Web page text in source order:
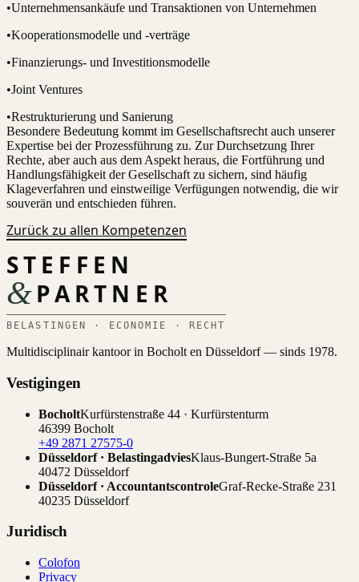
•Unternehmensankäufe und Transaktionen von Unternehmen
•Kooperationsmodelle und -verträge
•Finanzierungs- und Investitionsmodelle
•Joint Ventures
•Restrukturierung und Sanierung
Besondere Bedeutung kommt im Gesellschaftsrecht auch unserer
Expertise bei der Prozessführung zu. Zur Durchsetzung Ihrer
Rechte, aber auch aus dem Aspekt heraus, die Fortführung und
Handlungsfähigkeit der Gesellschaft zu sichern, sind häufig
Klageverfahren und einstweilige Verfügungen notwendig, die wir
souverän und entschieden führen.
Zurück zu allen Kompetenzen
STEFFEN
&PARTNER
BELASTINGEN · ECONOMIE · RECHT
Multidisciplinair kantoor in Bocholt en Düsseldorf — sinds 1978.
Vestigingen
BocholtKurfürstenstraße 44 · Kurfürstenturm
46399 Bocholt
+49 2871 27575-0
Düsseldorf · BelastingadviesKlaus-Bungert-Straße 5a
40472 Düsseldorf
Düsseldorf · AccountantscontroleGraf-Recke-Straße 231
40235 Düsseldorf
Juridisch
Colofon
Privacy